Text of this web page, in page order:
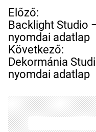
B
e
j
e
g
y
z
é
s
n
Előző:
Backlight Studio
nyomdai adatlap
Következő:
Dekormánia
nyomdai adatlap